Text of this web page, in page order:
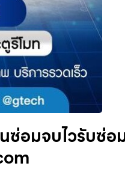
อมจบไวรับซ่อ